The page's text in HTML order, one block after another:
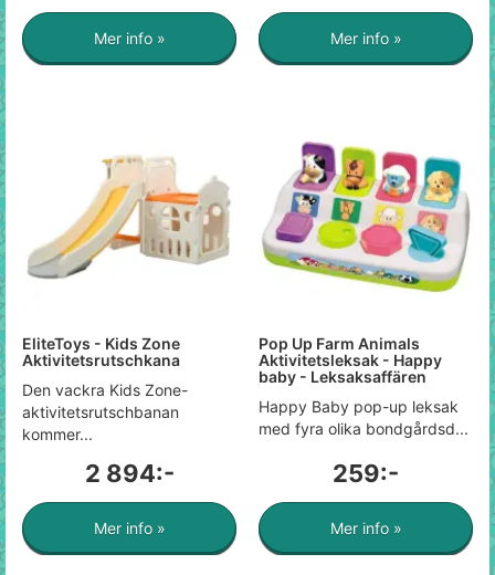
Mer info » Mer info »
EliteToys - Kids Zone
Aktivitetsrutschkana
Den vackra Kids Zone-
aktivitetsrutschbanan
kommer...
2 894:-
Mer info »
Pop Up Farm Animals
Aktivitetsleksak - Happy
baby - Leksaksaffären
Happy Baby pop-up leksak
med fyra olika bondgårdsd...
259:-
Mer info »